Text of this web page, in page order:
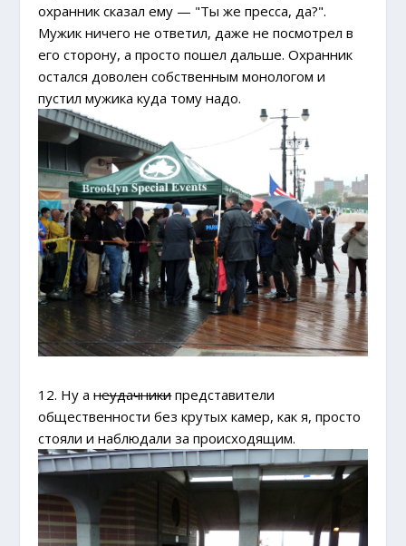
охранник сказал ему — "Ты же пресса, да?".
Мужик ничего не ответил, даже не посмотрел в
его сторону, а просто пошел дальше. Охранник
остался доволен собственным монологом и
пустил мужика куда тому надо.
12. Ну анеудачникипредставители
общественности без крутых камер, как я, просто
стояли и наблюдали за происходящим.